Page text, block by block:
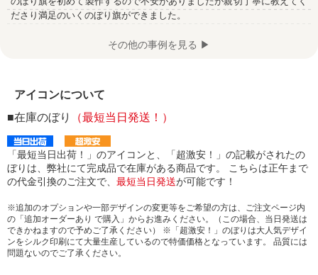
ださり満足のいくのぼり旗ができました。
その他の事例を見る ▶
アイコンについて
■在庫のぼり
（最短当日発送！）
「最短当日出荷！」のアイコンと、「超激安！」の記載がされたの
ぼりは、弊社にて完成品で在庫がある商品です。 こちらは正午まで
の代金引換のご注文で、 最短当日発送が可能です！
※追加のオプションや一部デザインの変更等をご希望の方は、ご注文ページ内
の「追加オーダーあり で購入」からお進みください。（この場合、当日発送は
できかねますので予めご了承ください） ※「超激安！」のぼりは大人気デザイ
ンをシルク印刷にて大量生産しているので特価価格となっています。 品質には
問題ないのでご了承ください。